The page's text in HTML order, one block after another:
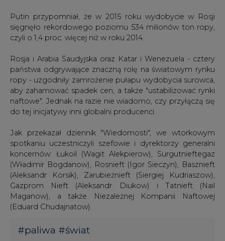
Putin przypomniał, że w 2015 roku wydobycie w Rosji
sięgnęło rekordowego poziomu 534 milionów ton ropy,
czyli o 1,4 proc. więcej niż w roku 2014.
Rosja i Arabia Saudyjska oraz Katar i Wenezuela - cztery
państwa odgrywające znaczną rolę na światowym rynku
ropy - uzgodniły zamrożenie pułapu wydobycia surowca,
aby zahamować spadek cen, a także "ustabilizować rynki
naftowe". Jednak na razie nie wiadomo, czy przyłączą się
do tej inicjatywy inni globalni producenci.
Jak przekazał dziennik "Wiedomosti", we wtorkowym
spotkaniu uczestniczyli szefowie i dyrektorzy generalni
koncernów: Łukoil (Wagit Alekpierow), Surgutnieftegaz
(Władimir Bogdanow), Rosnieft (Igor Sieczyn), Basznieft
(Aleksandr Korsik), Zarubieżnieft (Siergiej Kudriaszow),
Gazprom Nieft (Aleksandr Diukow) i Tatnieft (Nail
Maganow), a także Niezależnej Kompanii Naftowej
(Eduard Chudajnatow).
#paliwa #świat